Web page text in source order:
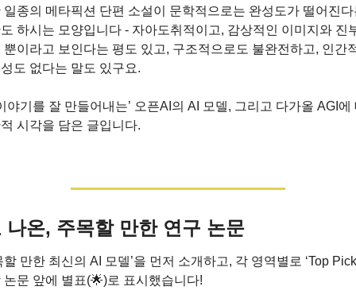
일종의 메타픽션 단편 소설이 문학적으로는 완성도가 떨어진다
하시는 모양입니다 - 자아도취적이고, 감상적인 이미지와 진
뿐이라고 보인다는 평도 있고, 구조적으로도 불완전하고, 인간
도 없다는 말도 있구요.
야기를 잘 만들어내는’ 오픈AI의 AI 모델, 그리고 다가올 AGI에
시각을 담은 글입니다.
나온, 주목할 만한 연구 논문
할 만한 최신의 AI 모델’을 먼저 소개하고, 각 영역별로 ‘Top
논문 앞에 별표(🌟)로 표시했습니다!